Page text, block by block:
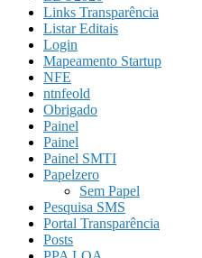
Links Transparência
Listar Editais
Login
Mapeamento Startup
NFE
ntnfeold
Obrigado
Painel
Painel
Painel SMTI
Papelzero
Sem Papel
Pesquisa SMS
Portal Transparência
Posts